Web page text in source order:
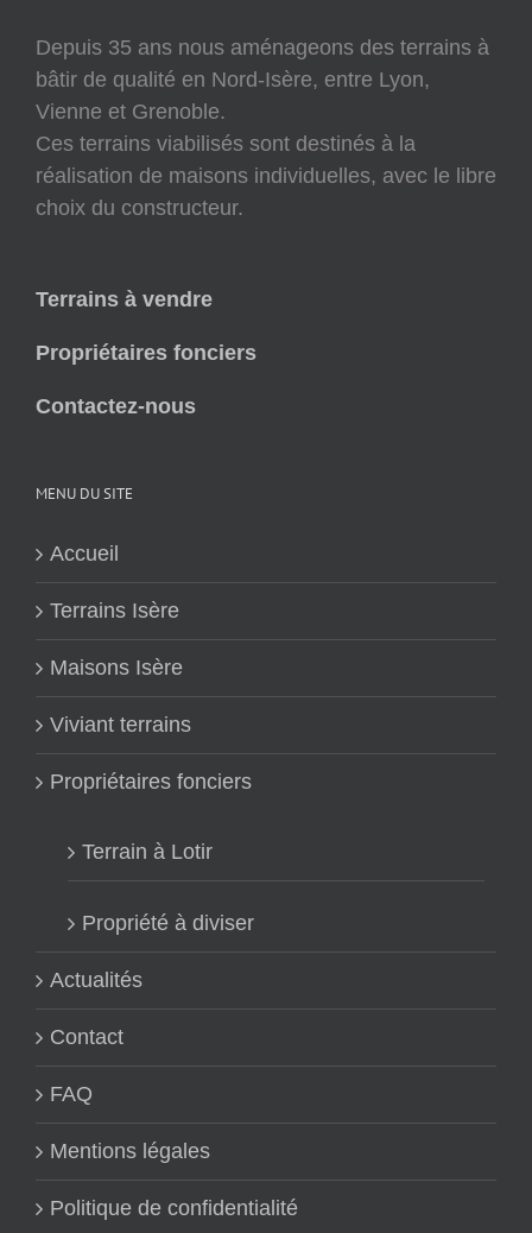
Depuis 35 ans nous aménageons des terrains à
bâtir de qualité en Nord-Isère, entre Lyon,
Vienne et Grenoble.
Ces terrains viabilisés sont destinés à la
réalisation de maisons individuelles, avec le libre
choix du constructeur.
Terrains à vendre
Propriétaires fonciers
Contactez-nous
MENU DU SITE
Accueil
Terrains Isère
Maisons Isère
Viviant terrains
Propriétaires fonciers
Terrain à Lotir
Propriété à diviser
Actualités
Contact
FAQ
Mentions légales
Politique de confidentialité